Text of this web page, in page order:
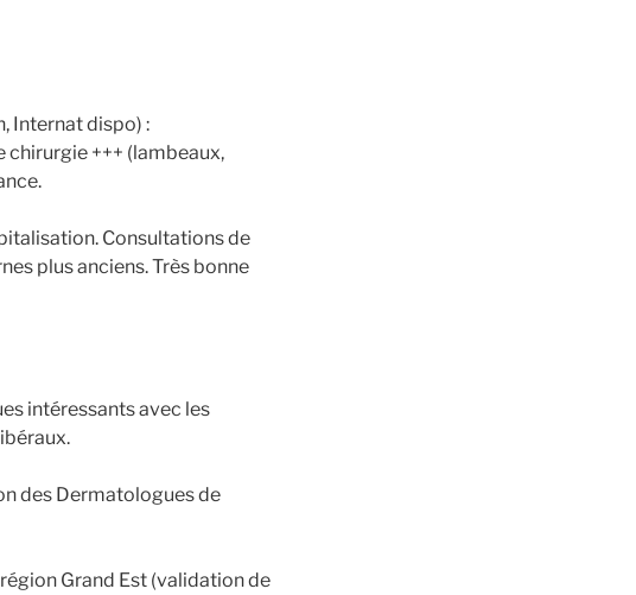
Internat dispo) :
+++ (lambeaux,
Consultations de
plus anciens. Très bonne
intéressants avec les
des Dermatologues de
Grand Est (validation de